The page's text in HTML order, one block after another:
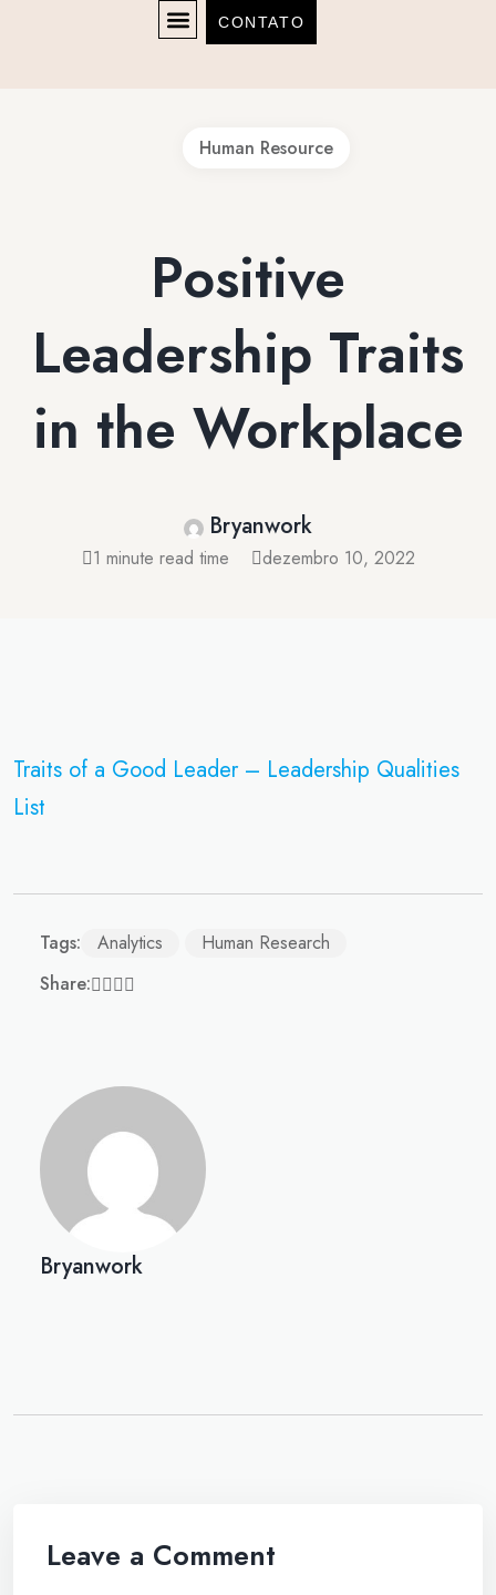
CONTATO
Human Resource
Positive
Leadership Traits
in the Workplace
Bryanwork
1 minute read time dezembro 10, 2022
Traits of a Good Leader – Leadership Qualities
List
Tags: Analytics
Human Research
Share:
Bryanwork
Leave a Comment